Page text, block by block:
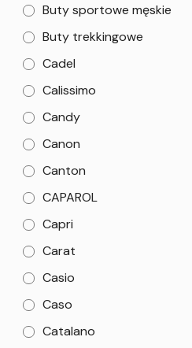
Buty sportowe męskie
Buty trekkingowe
Cadel
Calissimo
Candy
Canon
Canton
CAPAROL
Capri
Carat
Casio
Caso
Catalano